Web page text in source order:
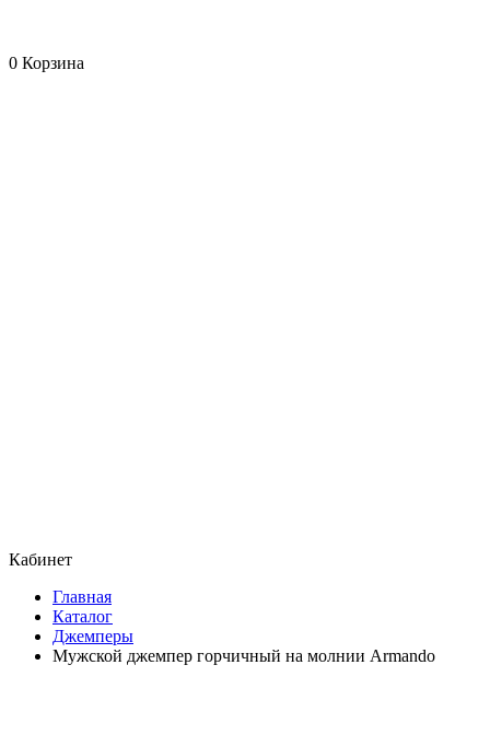
0 Корзина
Кабинет
Главная
Каталог
Джемперы
Мужской джемпер горчичный на молнии Armando